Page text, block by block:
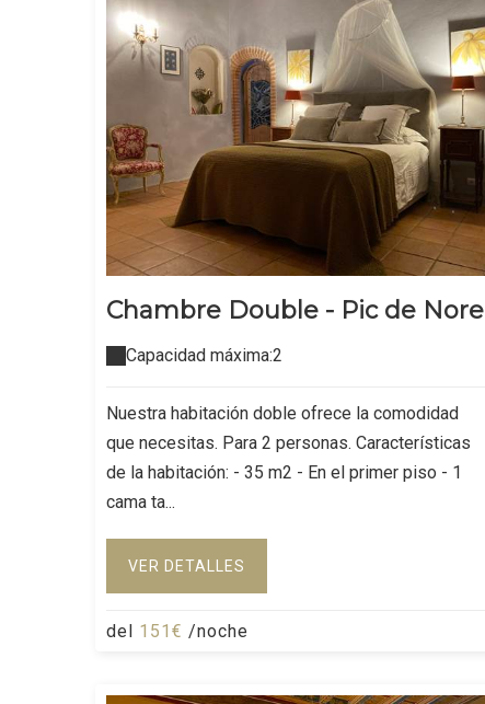
Chambre Double - Pic de Nore
Capacidad máxima:2
Nuestra habitación doble ofrece la comodidad
que necesitas. Para 2 personas. Características
de la habitación: - 35 m2 - En el primer piso - 1
cama ta...
VER DETALLES
del 151€ /noche